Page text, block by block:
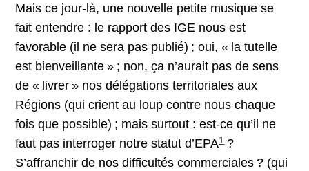
Mais ce jour-là, une nouvelle petite musique se
fait entendre : le rapport des IGE nous est
favorable (il ne sera pas publié) ; oui, « la tutelle
est bienveillante » ; non, ça n’aurait pas de sens
de « livrer » nos délégations territoriales aux
Régions (qui crient au loup contre nous chaque
fois que possible) ; mais surtout : est-ce qu’il ne
faut pas interroger notre statut d’EPA1 ?
S’affranchir de nos difficultés commerciales ? (qui